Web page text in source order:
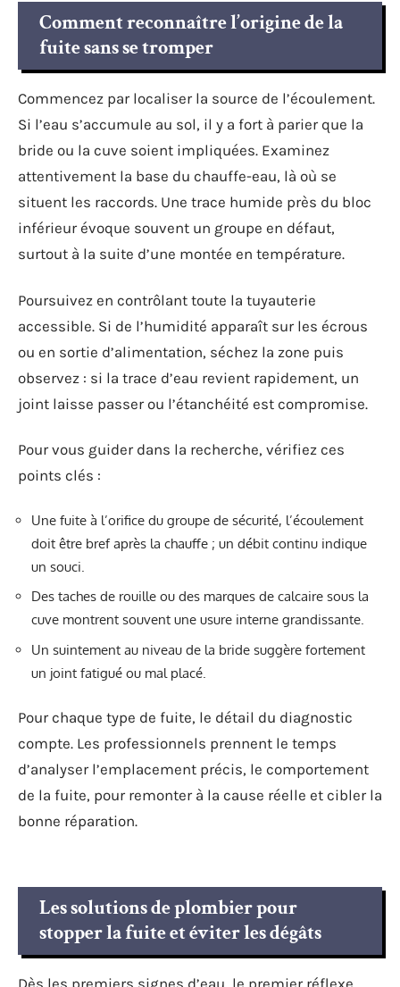
Comment reconnaître l’origine de la
fuite sans se tromper
Commencez par localiser la source de l’écoulement.
Si l’eau s’accumule au sol, il y a fort à parier que la
bride ou la cuve soient impliquées. Examinez
attentivement la base du chauffe-eau, là où se
situent les raccords. Une trace humide près du bloc
inférieur évoque souvent un groupe en défaut,
surtout à la suite d’une montée en température.
Poursuivez en contrôlant toute la tuyauterie
accessible. Si de l’humidité apparaît sur les écrous
ou en sortie d’alimentation, séchez la zone puis
observez : si la trace d’eau revient rapidement, un
joint laisse passer ou l’étanchéité est compromise.
Pour vous guider dans la recherche, vérifiez ces
points clés :
Une fuite à l’orifice du groupe de sécurité, l’écoulement
doit être bref après la chauffe ; un débit continu indique
un souci.
Des taches de rouille ou des marques de calcaire sous la
cuve montrent souvent une usure interne grandissante.
Un suintement au niveau de la bride suggère fortement
un joint fatigué ou mal placé.
Pour chaque type de fuite, le détail du diagnostic
compte. Les professionnels prennent le temps
d’analyser l’emplacement précis, le comportement
de la fuite, pour remonter à la cause réelle et cibler la
bonne réparation.
Les solutions de plombier pour
stopper la fuite et éviter les dégâts
Dès les premiers signes d’eau, le premier réflexe